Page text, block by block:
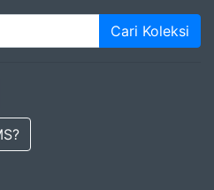
Cari Koleksi